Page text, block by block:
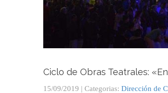
Ciclo de Obras Teatrales:
15/09/2019 | Categorias: Dirección de